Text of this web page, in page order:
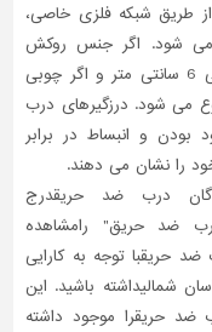
از طریق شبکه فلزی خاصی،
می شود. اگر جنس روکش
بیرونی در فلزی باشد، باید ضخامت آن 5 الی 6 سانتی متر و اگر چوبی
می شود. درزگیرهای درب
و انبساط در برابر
را نشان می دهند.
درب ضد حریقدرج
درب ضد حریق" رامشاهده
ضد حریقبا توجه به کارایی
شمالیداشته باشید. این
حریقرا موجود داشته